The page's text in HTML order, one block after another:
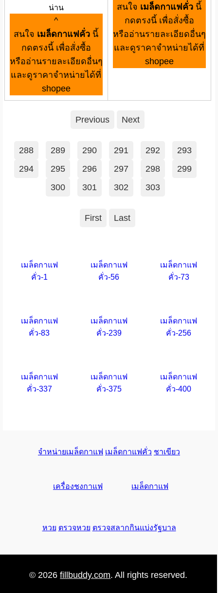
น่าน
^
สนใจ เมล็ดกาแฟคั่ว นี้
กดตรงนี้ เพื่อสั่งซื้อ
หรืออ่านรายละเอียดอื่นๆ
และดูราคาจำหน่ายได้ที่
shopee
สนใจ เมล็ดกาแฟคั่ว นี้
กดตรงนี้ เพื่อสั่งซื้อ
หรืออ่านรายละเอียดอื่นๆ
และดูราคาจำหน่ายได้ที่
shopee
Previous Next
288 289 290 291 292
293
294
295 296 297 298
299
300
301 302 303
First Last
เมล็ดกาแฟ
คั่ว-1
เมล็ดกาแฟ
คั่ว-56
เมล็ดกาแฟ
คั่ว-73
เมล็ดกาแฟ
คั่ว-83
เมล็ดกาแฟ
คั่ว-239
เมล็ดกาแฟ
คั่ว-256
เมล็ดกาแฟ
คั่ว-337
เมล็ดกาแฟ
คั่ว-375
เมล็ดกาแฟ
คั่ว-400
จำหน่ายเมล็ดกาแฟ เมล็ดกาแฟคั่ว ชาเขียว
เครื่องชงกาแฟ เมล็ดกาแฟ
หวย ตรวจหวย ตรวจสลากกินแบ่งรัฐบาล
© 2026fillbuddy.com. All rights reserved.